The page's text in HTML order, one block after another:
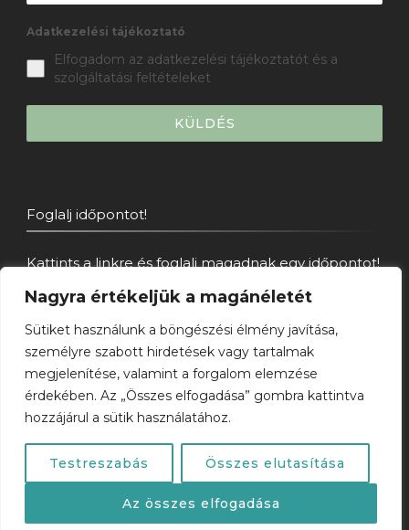
Nagyra értékeljük a magánéletét
Sütiket használunk a böngészési élmény javítása,
személyre szabott hirdetések vagy tartalmak
megjelenítése, valamint a forgalom elemzése
érdekében. Az „Összes elfogadása” gombra kattintva
hozzájárul a sütik használatához.
Testreszabás Összes elutasítása
Az összes elfogadása
Adatkezelési tájékoztató
Elfogadom az adatkezelési tájékoztatót és a
szolgáltatási feltételeket
KÜLDÉS
Foglalj időpontot!
Kattints a linkre és foglalj magadnak egy időpontot!
IDŐPONTFOGLALÁS>>
Copyright & Partnerség
© Kardos Márta –kardosmarta.hu
Online marketing partner:apndigital.hu